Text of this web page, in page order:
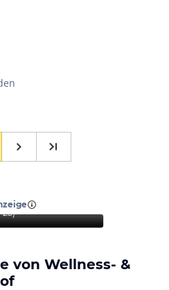
25)
von Wellness- &